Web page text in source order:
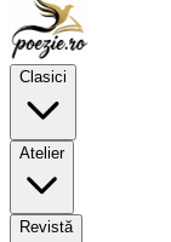
Clasici
Atelier
Revistă